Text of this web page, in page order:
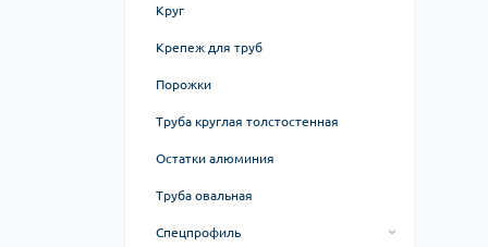
Круг
Крепеж для труб
Порожки
Труба круглая толстостенная
Остатки алюминия
Труба овальная
Спецпрофиль